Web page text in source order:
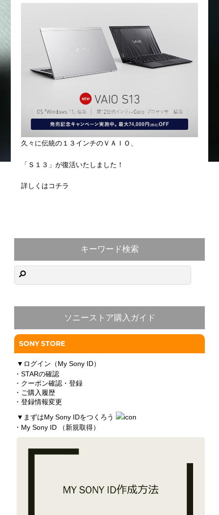
久々に伝統の１３インチのＶＡＩＯ、
「Ｓ１３」が復活いたしました！
詳しくはコチラ
キーワード検索
ソニーストア購入ガイド
SONY STORE
▼ ログイン（My Sony ID）
・STARの確認
・クーポン確認・登録
・ご購入履歴
・登録情報変更
▼ まずはMy Sony IDをつくろう
・My Sony ID （新規取得）